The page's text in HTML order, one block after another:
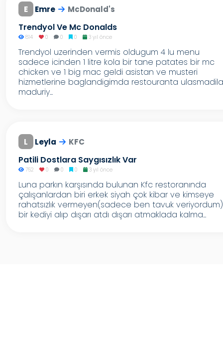
E Emre McDonald's
Trendyol Ve Mc Donalds
814 0 0 0 3 yıl önce
Trendyol uzerinden vermis oldugum 4 lu menu
sadece icinden 1 litre kola bir tane patates bir mc
chicken ve 1 big mac geldi asistan ve musteri
hizmetlerine baglandigimda restouranta
maduriy...
L Leyla KFC
Patili Dostlara Saygısızlık Var
752 0 0 0 3 yıl önce
Luna parkın karşısında bulunan Kfc restoranında
çalışanlardan biri erkek siyah çok kibar ve kimseye
rahatsızlık vermeyen(sadece ben tavuk veriyordum)
bir kediyi alıp dışarı atdı dışarı atmaklada kalma...